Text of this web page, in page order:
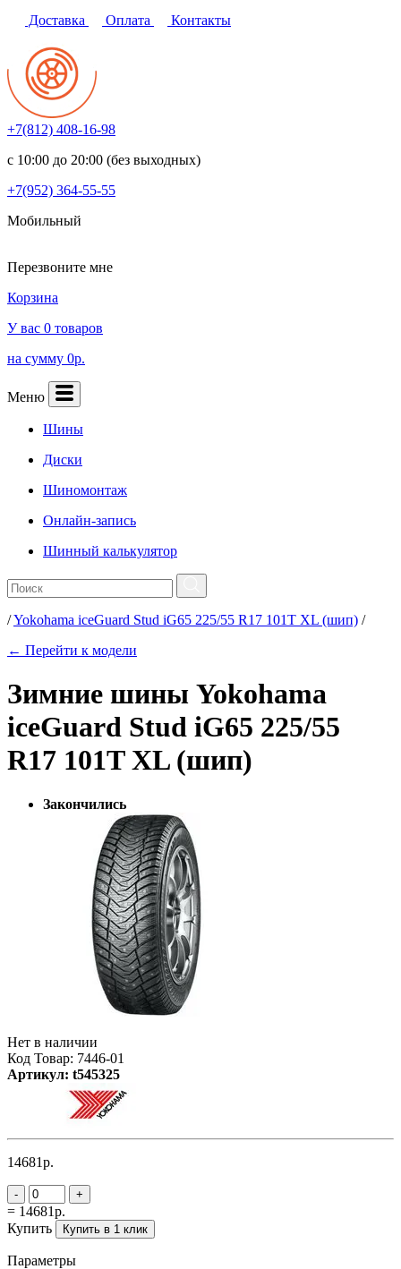
Доставка Оплата Контакты
+7(812) 408-16-98
с 10:00 до 20:00 (без выходных)
+7(952) 364-55-55
Мобильный
Перезвоните мне
Корзина
У вас 0 товаров
на сумму 0р.
Меню
Шины
Диски
Шиномонтаж
Онлайн-запись
Шинный калькулятор
/Yokohama iceGuard Stud iG65 225/55 R17 101T XL (шип) /
← Перейти к модели
Зимние шины Yokohama
iceGuard Stud iG65 225/55
R17 101T XL (шип)
Закончились
Нет в наличии
Код Товар: 7446-01
Артикул: t545325
14681р.
- +
= 14681р.
Купить
Купить в 1 клик
Параметры